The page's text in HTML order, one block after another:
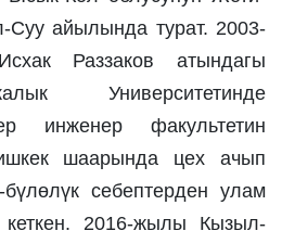
Суу айылында турат. 2003-
Раззаков атындагы
Университетинде
инженер факультетин
шаарында цех ачып
себептерден улам
кеткен. 2016-жылы Кызыл-